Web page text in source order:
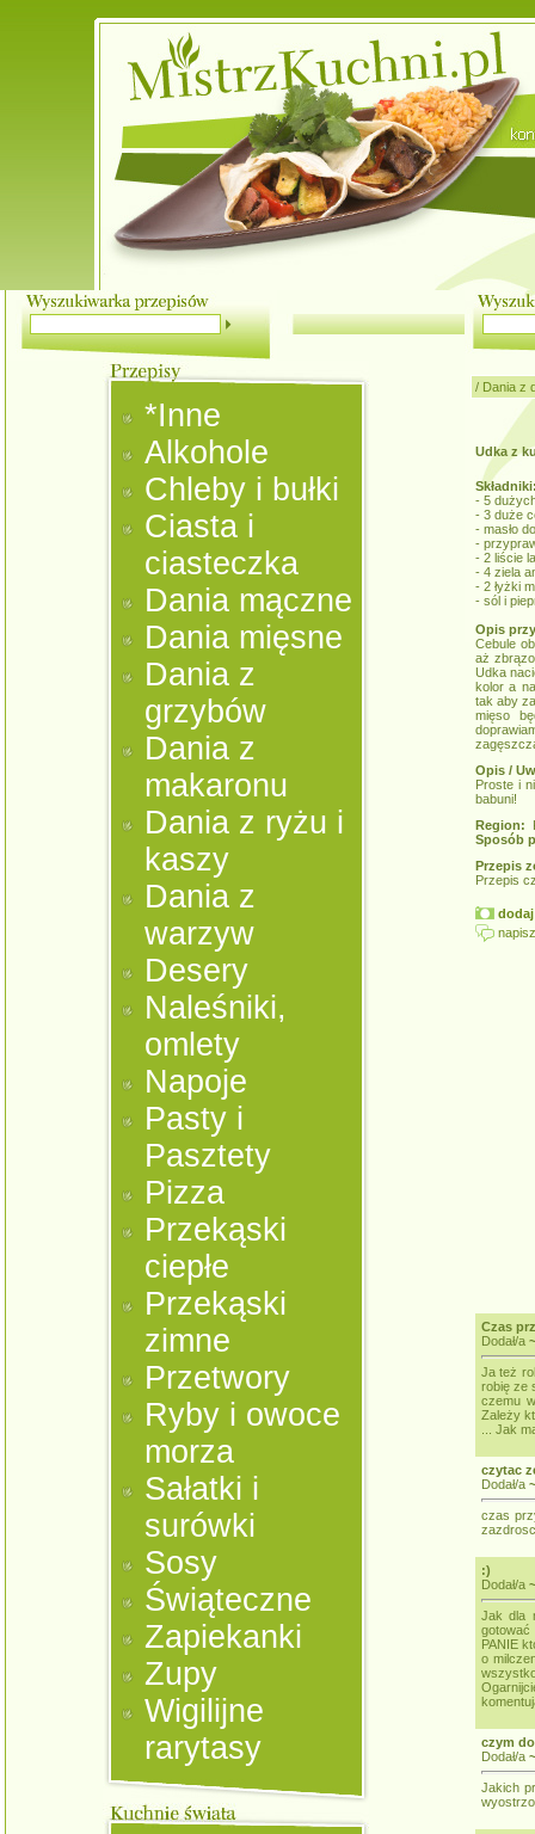
*Inne
Alkohole
Chleby i bułki
Ciasta i
ciasteczka
Dania mączne
Dania mięsne
Dania z
grzybów
Dania z
makaronu
Dania z ryżu i
kaszy
Dania z
warzyw
Desery
Naleśniki,
omlety
Napoje
Pasty i
Pasztety
Pizza
Przekąski
ciepłe
Przekąski
zimne
Przetwory
Ryby i owoce
morza
Sałatki i
surówki
Sosy
Świąteczne
Zapiekanki
Zupy
Wigilijne
rarytasy
/ Dania z
Udka z
- 5
- 3 duże
- masło
-
- 2 liście
- 4 ziela
- 2 łyżki
- sól i
Opis
Cebule
aż
Udka
kolor a
tak aby
mięso
Opis /
Proste i
babuni!
Region:
Sposób
Przepis
Przepis
Czas
Dodał/a
Ja też
robię ze
czemu
Zależy
... Jak
czytac
Dodał/a
czas
:)
Dodał/a
Jak dla
PANIE
o
czym
Dodał/a
Jakich